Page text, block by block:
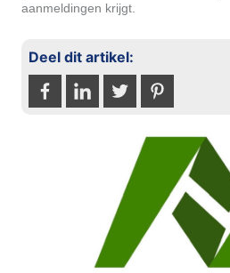
aanmeldingen krijgt.
Deel dit artikel: